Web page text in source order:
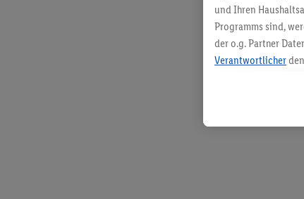
und Ihren
Programms sind,
der o.g. Partner
Verantwortlicher
angereicherten
Kaufverhalten in
genauen
und/ oder dem
Segmenten). Im
Erfolgsmessung